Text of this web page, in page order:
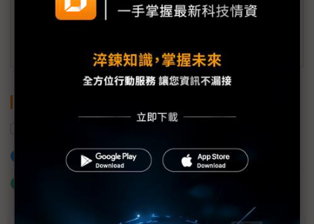
(一個工作日內將回覆您的來信)
加入已選取到「關鍵字追蹤」